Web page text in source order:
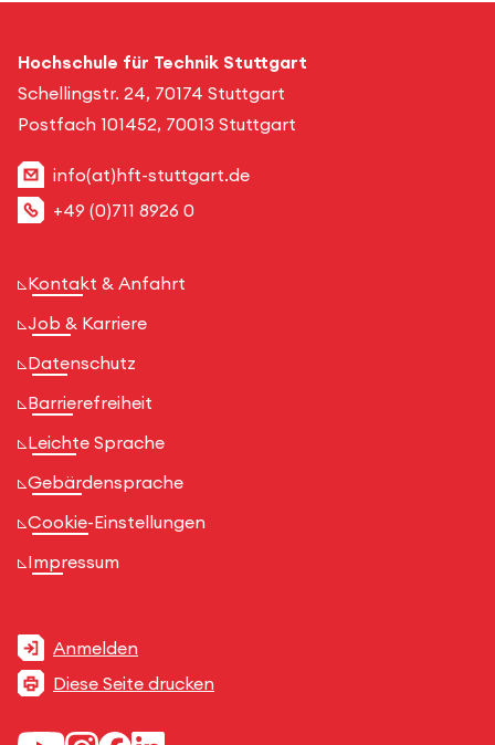
Hochschule für Technik Stuttgart
Schellingstr. 24, 70174 Stuttgart
Postfach 101452, 70013 Stuttgart
info(at)hft-stuttgart.de
+49 (0)711 8926 0
Kontakt & Anfahrt
Job & Karriere
Datenschutz
Barrierefreiheit
Leichte Sprache
Gebärdensprache
Cookie-Einstellungen
Impressum
Anmelden
Diese Seite drucken